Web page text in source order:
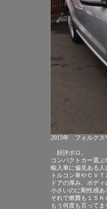
2015年 フォルク
好評ポロ。
コンパクトカー選ぶ
輸入車に偏見ある人
トルコン車やＣＶＴ
ドアの厚み、ボディ
小さいのに剛性感あ
それで燃費も１５Ｋ
もう何度も言って